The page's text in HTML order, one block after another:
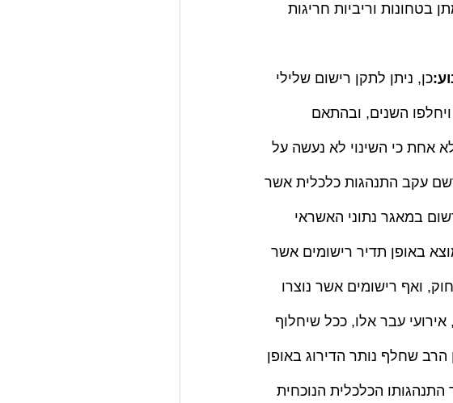
בטחונות וריביות חריגות
כן, ניתן לתקן רישום שלילי
השנים, ובהתאם
אחת כי השינוי לא נעשה על
עקב התנהגות כלכלית אשר
במאגר נתוני האשראי
באופן תדיר רישומים אשר
ואף רישומים אשר נוצרו
עבר אלו, ככל שיחלוף
שחלף נותר הדירוג באופן
התנהגותו הכלכלית הנוכחית